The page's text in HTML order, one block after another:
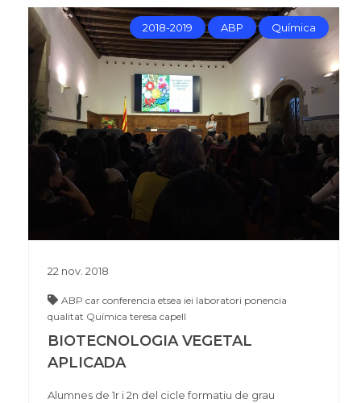
2018-2019 ABP Química
22 nov. 2018
ABP car conferencia etsea iei laboratori ponencia
qualitat Química teresa capell
BIOTECNOLOGIA VEGETAL
APLICADA
Alumnes de 1r i 2n del cicle formatiu de grau